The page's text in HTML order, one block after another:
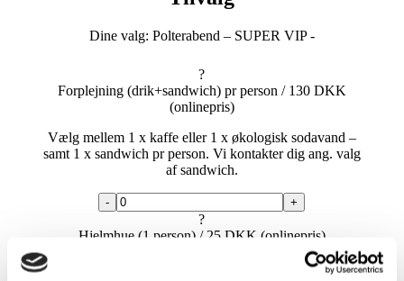
Dine valg: Polterabend – SUPER VIP-
?
Forplejning (drik+sandwich) pr person / 130 DKK
(onlinepris)
Vælg mellem 1 x kaffe eller 1 x økologisk sodavand –
samt 1 x sandwich pr person. Vi kontakter dig ang. valg
af sandwich.
- +
?
Hjelmhue (1 person) / 25 DKK (onlinepris)
Det er et krav at flyveren bærer hjelmhue, som dækker